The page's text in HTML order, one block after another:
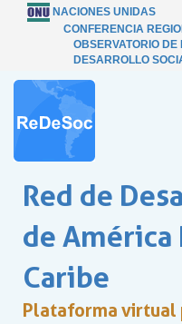
NACIONES UNIDAS
CONFERENCIA
OBSERVATORIO
DESARROLLO
Red de
de América
Caribe
Plataforma virtual